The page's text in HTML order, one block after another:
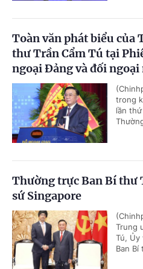
Toàn văn phát biểu của
thư Trần Cẩm Tú tại
ngoại Đảng và đối ngoại
trong
lần
Thường trực Ban Bí thư
sứ Singapore
Trung
Tú, Ủy
Ban